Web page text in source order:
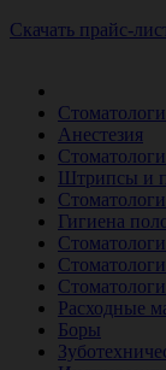
Скачать прайс-
Анестезия
Штрипсы и
Гигиена
Расходные
Боры